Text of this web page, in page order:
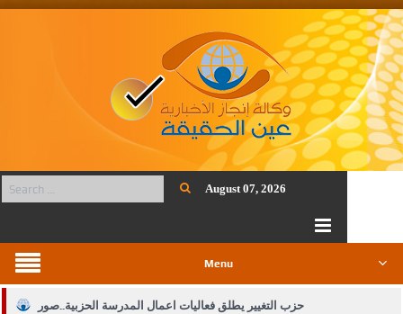
August 07, 2026
Menu
حزب التغيير يطلق فعاليات اعمال المدرسة الحزبية..صور